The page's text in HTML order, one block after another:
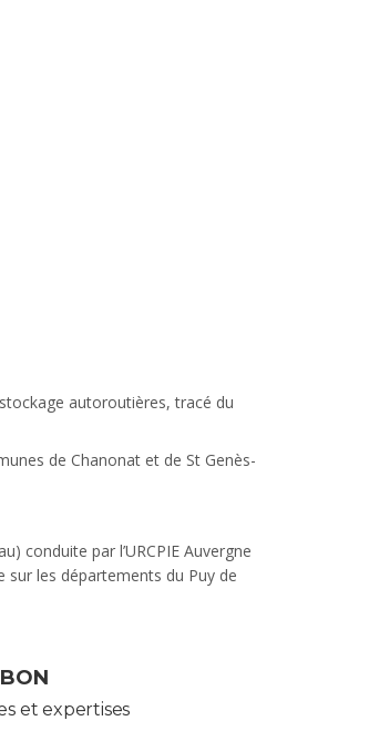
autoroutières, tracé du
de Chanonat et de St Genès-
conduite par l’URCPIE Auvergne
sur les départements du Puy de
et expertises